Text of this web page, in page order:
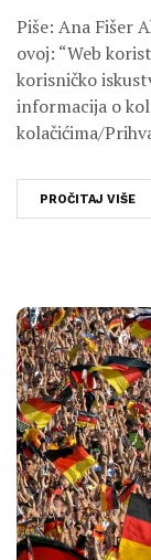
Piše: Ana Fišer
ovoj: “Web
korisničko
informacija o
kolačićima/
PROČITAJ VIŠE